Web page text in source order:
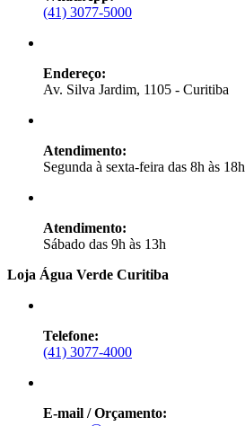
(41) 3077-5000
Endereço:
Av. Silva Jardim, 1105 - Curitiba
Atendimento:
Segunda à sexta-feira das 8h às 18h
Atendimento:
Sábado das 9h às 13h
Loja Água Verde Curitiba
Telefone:
(41) 3077-4000
E-mail / Orçamento: